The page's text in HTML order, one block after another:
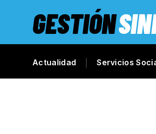
GESTIÓN
Actualidad Servicios